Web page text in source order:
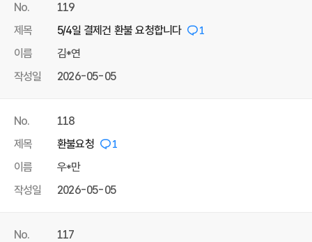
No.
119
제목
5/4일 결제건 환불 요청합니다 1
이름
김*연
작성일
2026-05-05
No.
118
제목
환불요청 1
이름
우*만
작성일
2026-05-05
No.
117